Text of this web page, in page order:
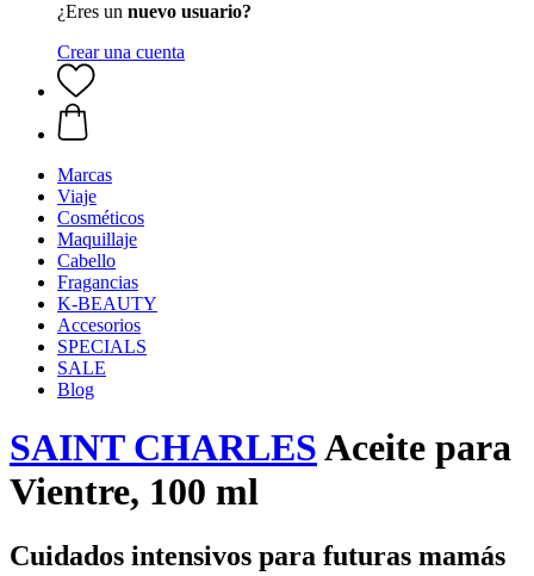
¿Eres un nuevo usuario?
Crear una cuenta
Marcas
Viaje
Cosméticos
Maquillaje
Cabello
Fragancias
K-BEAUTY
Accesorios
SPECIALS
SALE
Blog
SAINT CHARLESAceite para
Vientre, 100 ml
Cuidados intensivos para futuras mamás